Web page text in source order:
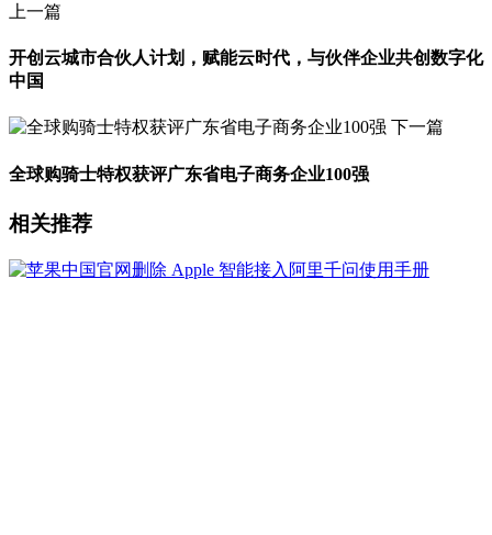
上一篇
开创云城市合伙人计划，赋能云时代，与伙伴企业共创数字化
中国
下一篇
全球购骑士特权获评广东省电子商务企业100强
相关推荐